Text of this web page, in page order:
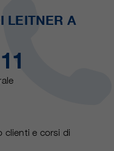
LEITNER A
clienti e corsi di